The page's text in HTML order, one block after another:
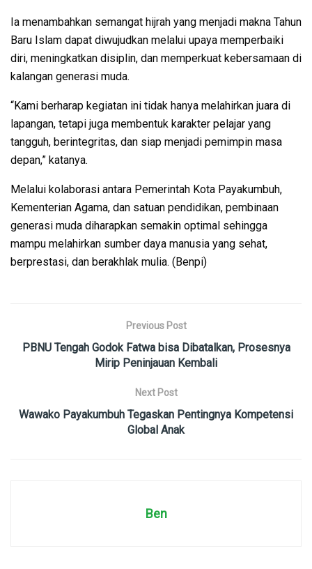
Ia menambahkan semangat hijrah yang menjadi makna Tahun
Baru Islam dapat diwujudkan melalui upaya memperbaiki
diri, meningkatkan disiplin, dan memperkuat kebersamaan di
kalangan generasi muda.
“Kami berharap kegiatan ini tidak hanya melahirkan juara di
lapangan, tetapi juga membentuk karakter pelajar yang
tangguh, berintegritas, dan siap menjadi pemimpin masa
depan,” katanya.
Melalui kolaborasi antara Pemerintah Kota Payakumbuh,
Kementerian Agama, dan satuan pendidikan, pembinaan
generasi muda diharapkan semakin optimal sehingga
mampu melahirkan sumber daya manusia yang sehat,
berprestasi, dan berakhlak mulia. (Benpi)
Previous Post
PBNU Tengah Godok Fatwa bisa Dibatalkan, Prosesnya
Mirip Peninjauan Kembali
Next Post
Wawako Payakumbuh Tegaskan Pentingnya Kompetensi
Global Anak
Ben